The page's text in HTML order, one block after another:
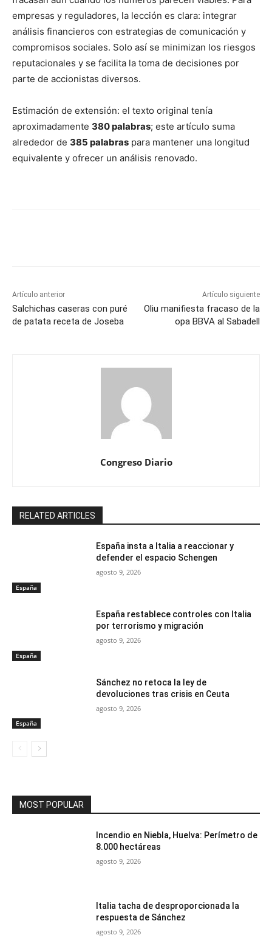
empresas y reguladores, la lección es clara: integrar
análisis financieros con estrategias de comunicación y
compromisos sociales. Solo así se minimizan los riesgos
reputacionales y se facilita la toma de decisiones por
parte de accionistas diversos.
Estimación de extensión: el texto original tenía
aproximadamente 380 palabras; este artículo suma
alrededor de 385 palabras para mantener una longitud
equivalente y ofrecer un análisis renovado.
Artículo anterior
Salchichas caseras con puré
de patata receta de Joseba
Artículo siguiente
Oliu manifiesta fracaso de la
opa BBVA al Sabadell
Congreso Diario
RELATED ARTICLES
España
España insta a Italia a reaccionar y
defender el espacio Schengen
agosto 9, 2026
España
España restablece controles con Italia
por terrorismo y migración
agosto 9, 2026
España
Sánchez no retoca la ley de
devoluciones tras crisis en Ceuta
agosto 9, 2026
MOST POPULAR
Incendio en Niebla, Huelva: Perímetro de
8.000 hectáreas
agosto 9, 2026
Italia tacha de desproporcionada la
respuesta de Sánchez
agosto 9, 2026